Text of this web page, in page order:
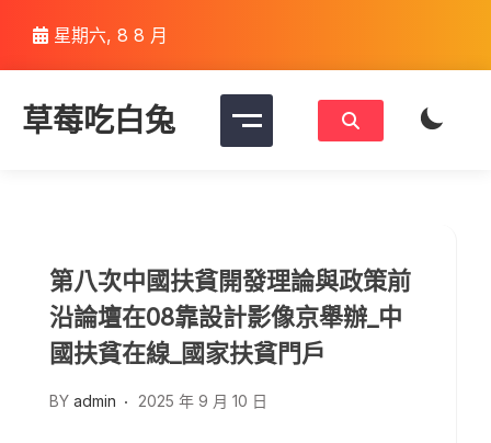
content
星期六, 8 8 月
草莓吃白兔
第八次中國扶貧開發理論與政策前
沿論壇在08靠設計影像京舉辦_中
國扶貧在線_國家扶貧門戶
BY admin 2025 年 9 月 10 日